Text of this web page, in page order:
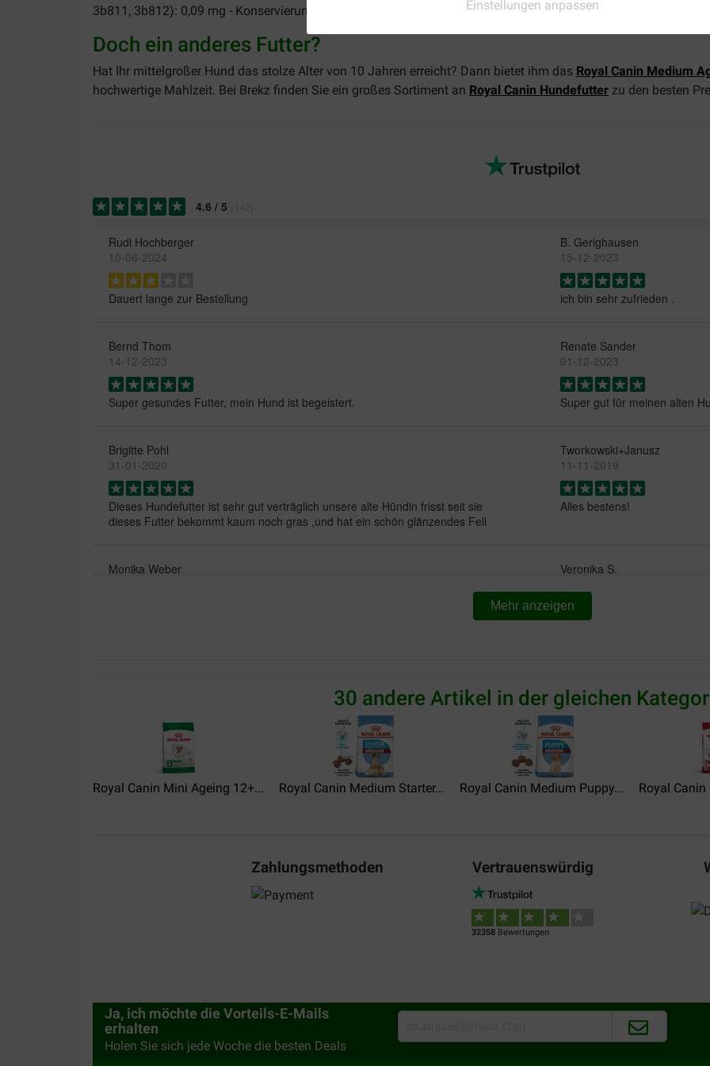
Einstellungen anpassen
3b811, 3b812): 0,09 mg - Konservierungsmittel - Antioxidantien.
Doch ein anderes Futter?
Hat Ihr mittelgroßer Hund das stolze Alter von 10 Jahren erreicht? Dann bietet ihm das Royal Canin Medium
hochwertige Mahlzeit. Bei Brekz finden Sie ein großes Sortiment an Royal Canin Hundefutter zu den besten
4.6 / 5
Rudi Hochberger
10-06-2024
Dauert lange zur Bestellung
B. Gerighausen
15-12-2023
ich bin sehr zufrieden .
Bernd Thom
14-12-2023
Super gesundes Futter, mein Hund ist begeistert.
Renate Sander
01-12-2023
Super gut für meinen alten
Brigitte Pohl
31-01-2020
Dieses Hundefutter ist sehr gut verträglich unsere alte Hündin frisst seit sie
dieses Futter bekommt kaum noch gras ,und hat ein schön glänzendes Fell
Tworkowski+Janusz
11-11-2019
Alles bestens!
Monika Weber
Veronika S.
Unser Hund liebt das Futter,
Wie immer schnell geliefert - Sehr zu empfehlen! Vielen Dank - G.Schacht
Andrea Morr
01-11-2017
Mein Hund liebt dieses
Lieferzeit ist schön kurz...nur
eine weitere Alternative noch
Mehr anzeigen
30 andere Artikel in der gleichen
Royal Canin Mini Ageing 12+... Royal Canin Medium Starter... Royal Canin Medium Puppy... Royal
Zahlungsmethoden Vertrauenswürdig
32358Bewertungen
Ja, ich möchte die Vorteils-E-Mails
erhalten
Holen Sie sich jede Woche die besten Deals